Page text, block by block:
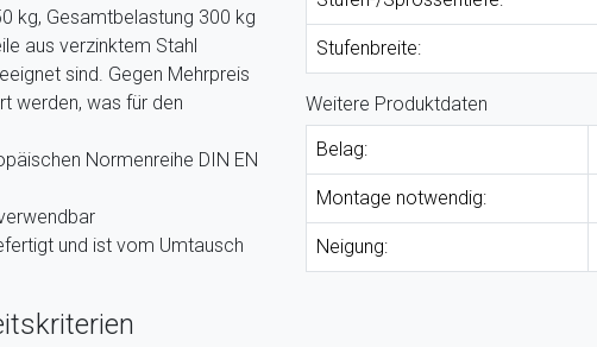
kg, Gesamtbelastung 300 kg
aus verzinktem Stahl
sind. Gegen Mehrpreis
werden, was für den
Normenreihe DIN EN
und ist vom Umtausch
Stufenbreite:
Weitere Produktdaten
Belag:
Montage notwendig:
Neigung: